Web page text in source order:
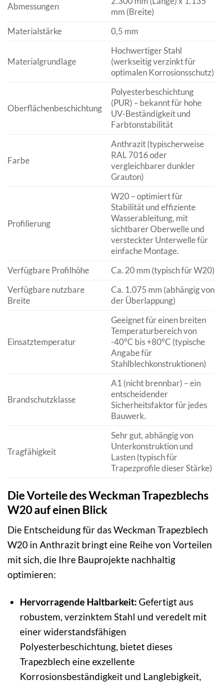
Abmessungen
mm (Breite)
Materialstärke
0,5 mm
Materialgrundlage
Hochwertiger Stahl
(werkseitig verzinkt für
optimalen Korrosionsschutz)
Oberflächenbeschichtung
Polyesterbeschichtung
(PUR) – bekannt für hohe
UV-Beständigkeit und
Farbtonstabilität
Farbe
Anthrazit (typischerweise
RAL 7016 oder
vergleichbarer dunkler
Grauton)
Profilierung
W20 – optimiert für
Stabilität und effiziente
Wasserableitung, mit
sichtbarer Oberwelle und
versteckter Unterwelle für
einfache Montage.
Verfügbare Profilhöhe
Ca. 20 mm (typisch für W20)
Verfügbare nutzbare
Breite
Ca. 1.075 mm (abhängig von
der Überlappung)
Einsatztemperatur
Geeignet für einen breiten
Temperaturbereich von
-40°C bis +80°C (typische
Angabe für
Stahlblechkonstruktionen)
Brandschutzklasse
A1 (nicht brennbar) – ein
entscheidender
Sicherheitsfaktor für jedes
Bauwerk.
Tragfähigkeit
Sehr gut, abhängig von
Unterkonstruktion und
Lasten (typisch für
Trapezprofile dieser Stärke)
Die Vorteile des Weckman Trapezblechs
W20 auf einen Blick
Die Entscheidung für das Weckman Trapezblech
W20 in Anthrazit bringt eine Reihe von Vorteilen
mit sich, die Ihre Bauprojekte nachhaltig
optimieren:
Hervorragende Haltbarkeit: Gefertigt aus
robustem, verzinktem Stahl und veredelt mit
einer widerstandsfähigen
Polyesterbeschichtung, bietet dieses
Trapezblech eine exzellente
Korrosionsbeständigkeit und Langlebigkeit,